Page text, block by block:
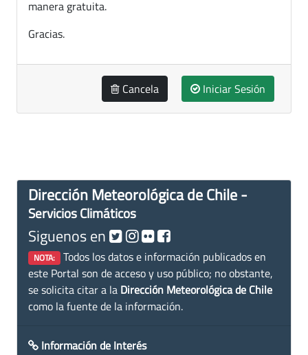
manera gratuita.
Gracias.
Cancela Iniciar Sesión
Dirección Meteorológica de Chile -
Servicios Climáticos
Siguenos en
NOTA: Todos los datos e información publicados en
este Portal son de acceso y uso público; no obstante,
se solicita citar a la Dirección Meteorológica de Chile
como la fuente de la información.
Información de Interés